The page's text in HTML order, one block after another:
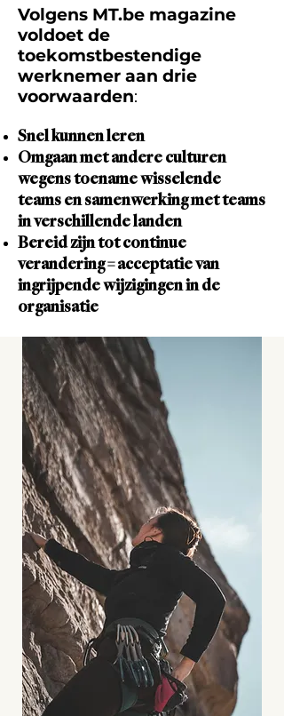
Volgens MT.be magazine
voldoet de
toekomstbestendige
werknemer aan drie
voorwaarden:
Snel kunnen leren
Omgaan met andere culturen
wegens toename wisselende
teams en samenwerking met teams
in verschillende landen
Bereid zijn tot continue
verandering = acceptatie van
ingrijpende wijzigingen in de
organisatie